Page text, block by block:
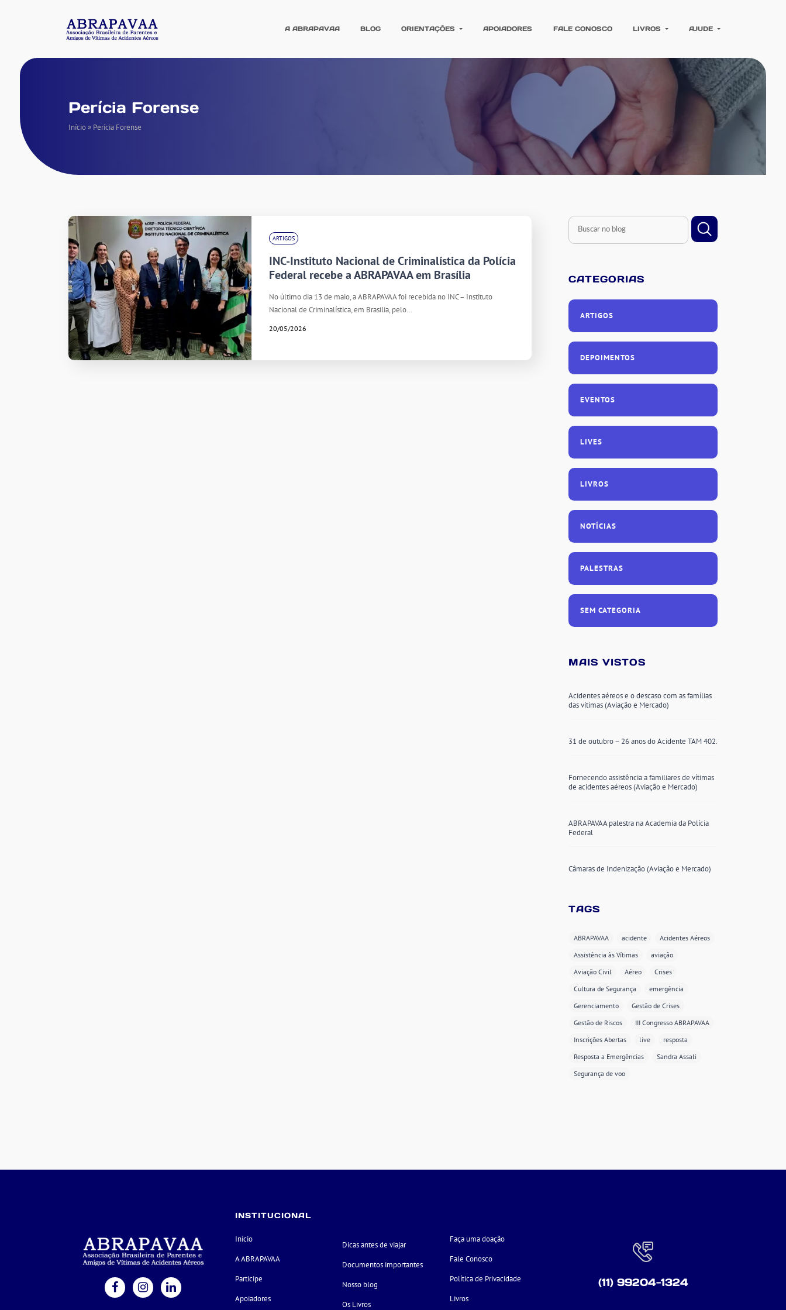
A ABRAPAVAA BLOG ORIENTAÇÕES APOIADORES FALE CONOSCO LIVROS AJUDE
Perícia Forense
Início» Perícia Forense
ARTIGOS
INC-Instituto Nacional de Criminalística da Polícia
Federal recebe a ABRAPAVAA em Brasília
No último dia 13 de maio, a ABRAPAVAA foi recebida no INC – Instituto
Nacional de Criminalística, em Brasilia, pelo…
20/05/2026
CATEGORIAS
ARTIGOS
DEPOIMENTOS
EVENTOS
LIVES
LIVROS
NOTÍCIAS
PALESTRAS
SEM CATEGORIA
MAIS VISTOS
Acidentes aéreos e o descaso com as famílias
das vítimas (Aviação e Mercado)
31 de outubro – 26 anos do Acidente TAM 402.
Fornecendo assistência a familiares de vítimas
de acidentes aéreos (Aviação e Mercado)
ABRAPAVAA palestra na Academia da Polícia
Federal
Câmaras de Indenização (Aviação e Mercado)
TAGS
ABRAPAVAA acidente
Acidentes Aéreos
Assistência às Vítimas
aviação
Aviação Civil
Aéreo
Crises
Cultura de Segurança
emergência
Gerenciamento
Gestão de Crises
Gestão de Riscos
III Congresso ABRAPAVAA
Inscrições Abertas
live
resposta
Resposta a Emergências
Sandra Assali
Segurança de voo
INSTITUCIONAL
Início
A ABRAPAVAA
Participe
Apoiadores
Dicas antes de viajar
Documentos importantes
Nosso blog
Os Livros
Faça uma doação
Fale Conosco
Política de Privacidade
Livros
(11) 99204-1324